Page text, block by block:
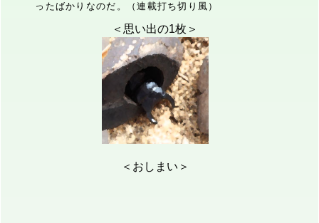
ったばかりなのだ。（連載打ち切り風）
＜思い出の1枚＞
＜おしまい＞